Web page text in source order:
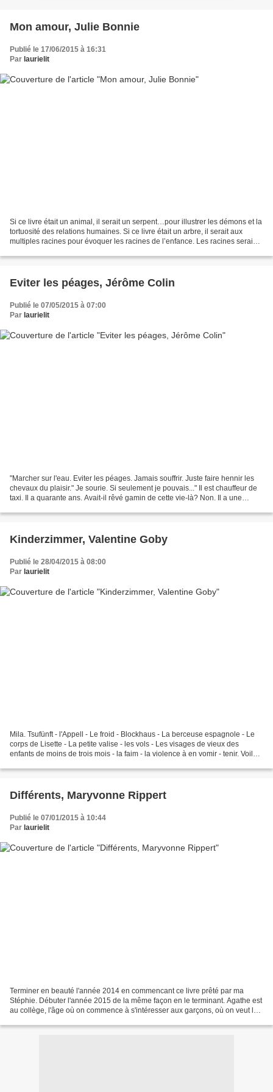
Mon amour, Julie Bonnie
Publié le 17/06/2015 à 16:31
Par laurielit
Si ce livre était un animal, il serait un serpent…pour illustrer les démons et la
tortuosité des relations humaines. Si ce livre était un arbre, il serait aux
multiples racines pour évoquer les racines de l’enfance. Les racines seraient
Eviter les péages, Jérôme Colin
Publié le 07/05/2015 à 07:00
Par laurielit
"Marcher sur l'eau. Eviter les péages. Jamais souffrir. Juste faire hennir les
chevaux du plaisir." Je sourie. Si seulement je pouvais..." Il est chauffeur de
taxi. Il a quarante ans. Avait-il rêvé gamin de cette vie-là? Non. Il a une
Kinderzimmer, Valentine Goby
Publié le 28/04/2015 à 08:00
Par laurielit
Mila. Tsufünft - l'Appell - Le froid - Blockhaus - La berceuse espagnole - Le
corps de Lisette - La petite valise - les vols - Les visages de vieux des
enfants de moins de trois mois - la faim - la violence à en vomir - tenir. Voilà
Différents, Maryvonne Rippert
Publié le 07/01/2015 à 10:44
Par laurielit
Terminer en beauté l'année 2014 en commencant ce livre prêté par ma
Stéphie. Débuter l'année 2015 de la même façon en le terminant. Agathe est
au collège, l'âge où on commence à s'intéresser aux garçons, où on veut les